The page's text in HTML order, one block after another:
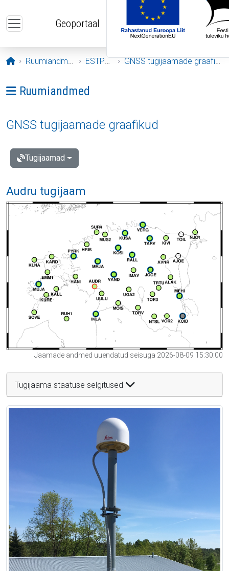
Geoportaal
Avaleht
Ruumiandmed ESTPOS GNSS tugijaamade graafikud
Ava menüü: Ruumiandmed
Ruumiandmed
GNSS tugijaamade graafikud
Tugijaamad
Audru tugijaam
Jaamade andmed uuendatud seisuga 2026-08-09 15:30:00
Tugijaama staatuse selgitused